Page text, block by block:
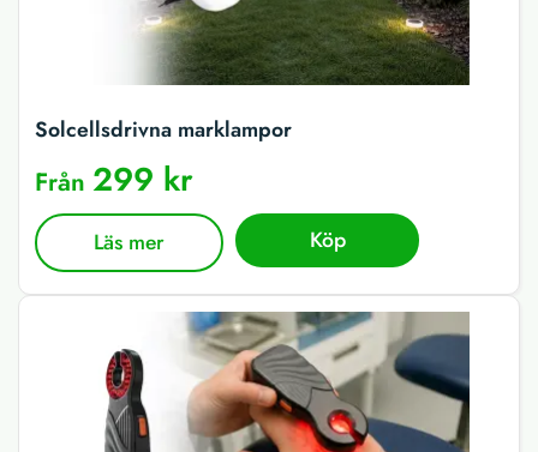
Solcellsdrivna marklampor
Från 299 kr
Läs mer Köp